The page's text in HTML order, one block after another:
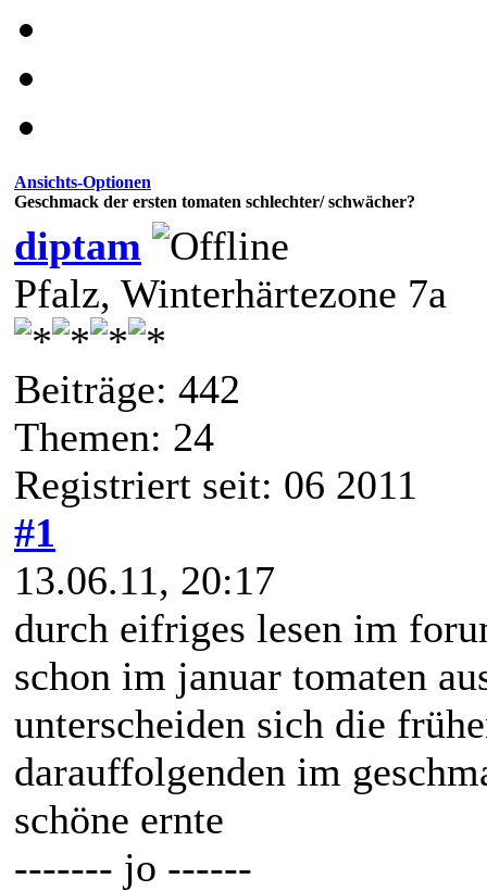
Ansichts-Optionen
Geschmack der ersten tomaten schlechter/ schwächer?
diptam
Pfalz, Winterhärtezone 7a
Beiträge: 442
Themen: 24
Registriert seit: 06 2011
#1
13.06.11, 20:17
durch eifriges lesen im
schon im januar tomaten
unterscheiden sich die
darauffolgenden im
schöne ernte
------- jo ------